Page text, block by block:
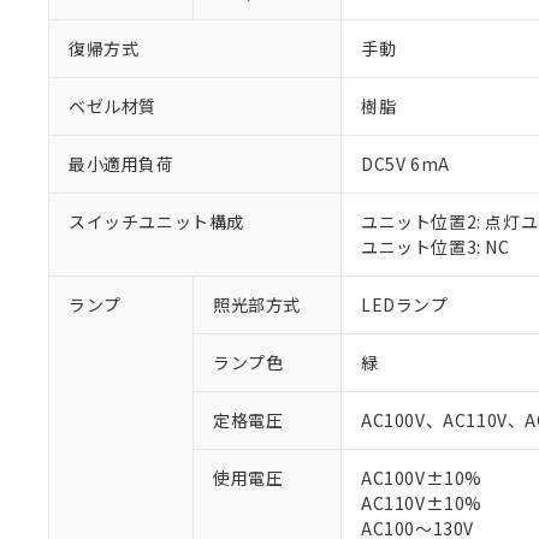
復帰方式 手動
ベゼル材質 樹脂
最小適用負荷 DC5V 6mA
スイッチユニット構成
ユニット位置2: 点灯
ユニット位置3: NC
ランプ 照光部方式 LEDランプ
ランプ色 緑
定格電圧 AC100V、AC110V、
使用電圧
AC100V±10%
AC110V±10%
AC100～130V
ご利用条件
※1 対応状況
対応済み：EU
対応予定：EU
対応予定なし：
調査・確認中：
非該当品：ライセ
仕入先様の事情に
※1 中国